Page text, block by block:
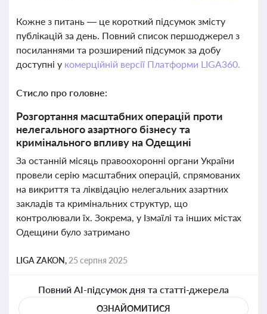
Кожне з питань — це короткий підсумок змісту
публікацій за день. Повний список першоджерел з
посиланнями та розширений підсумок за добу
доступні у комерційній версії Платформи LIGA360.
Стисло про головне:
Розгортання масштабних операцій проти
нелегального азартного бізнесу та
кримінального впливу на Одещині
За останній місяць правоохоронні органи України
провели серію масштабних операцій, спрямованих
на викриття та ліквідацію нелегальних азартних
закладів та кримінальних структур, що
контролювали їх. Зокрема, у Ізмаїлі та інших містах
Одещини було затримано
LIGA ZAKON, 25 серпня 2025
Повний AI-підсумок дня та статті-джерела
ОЗНАЙОМИТИСЯ